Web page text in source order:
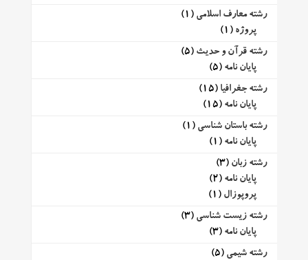
رشته معارف اسلامی (1)
پروژه (1)
رشته قرآن و حدیث (5)
پایان نامه (5)
رشته جغرافیا (15)
پایان نامه (15)
رشته باستان شناسی (1)
پایان نامه (1)
رشته زبان (3)
پایان نامه (2)
پروپوزال (1)
رشته زیست شناسی (3)
پایان نامه (3)
رشته شیمی (5)